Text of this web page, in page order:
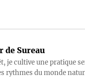
de Sureau
je cultive une pratique
rythmes du monde